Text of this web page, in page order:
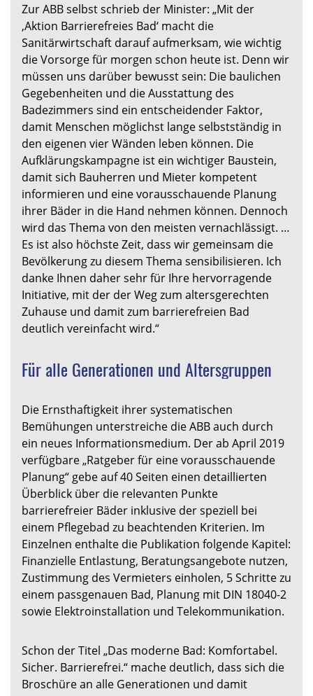
Zur ABB selbst schrieb der Minister: „Mit der
‚Aktion Barrierefreies Bad‘ macht die
Sanitärwirtschaft darauf aufmerksam, wie wichtig
die Vorsorge für morgen schon heute ist. Denn wir
müssen uns darüber bewusst sein: Die baulichen
Gegebenheiten und die Ausstattung des
Badezimmers sind ein entscheidender Faktor,
damit Menschen möglichst lange selbstständig in
den eigenen vier Wänden leben können. Die
Aufklärungskampagne ist ein wichtiger Baustein,
damit sich Bauherren und Mieter kompetent
informieren und eine vorausschauende Planung
ihrer Bäder in die Hand nehmen können. Dennoch
wird das Thema von den meisten vernachlässigt. …
Es ist also höchste Zeit, dass wir gemeinsam die
Bevölkerung zu diesem Thema sensibilisieren. Ich
danke Ihnen daher sehr für Ihre hervorragende
Initiative, mit der der Weg zum altersgerechten
Zuhause und damit zum barrierefreien Bad
deutlich vereinfacht wird.“
Für alle Generationen und Altersgruppen
Die Ernsthaftigkeit ihrer systematischen
Bemühungen unterstreiche die ABB auch durch
ein neues Informationsmedium. Der ab April 2019
verfügbare „Ratgeber für eine vorausschauende
Planung“ gebe auf 40 Seiten einen detaillierten
Überblick über die relevanten Punkte
barrierefreier Bäder inklusive der speziell bei
einem Pflegebad zu beachtenden Kriterien. Im
Einzelnen enthalte die Publikation folgende Kapitel:
Finanzielle Entlastung, Beratungsangebote nutzen,
Zustimmung des Vermieters einholen, 5 Schritte zu
einem passgenauen Bad, Planung mit DIN 18040-2
sowie Elektroinstallation und Telekommunikation.
Schon der Titel „Das moderne Bad: Komfortabel.
Sicher. Barrierefrei.“ mache deutlich, dass sich die
Broschüre an alle Generationen und damit